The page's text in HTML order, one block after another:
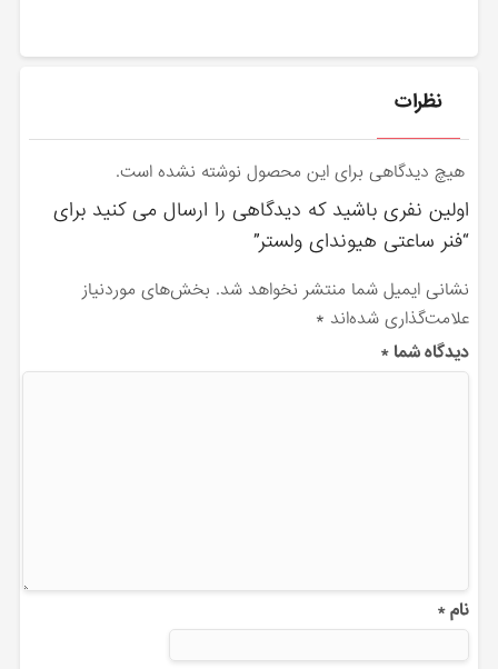
نظرات
هیچ دیدگاهی برای این محصول نوشته نشده است.
اولین نفری باشید که دیدگاهی را ارسال می کنید برای
“فنر ساعتی هیوندای ولستر”
نشانی ایمیل شما منتشر نخواهد شد. بخش‌های موردنیاز
علامت‌گذاری شده‌اند *
دیدگاه شما*
نام*